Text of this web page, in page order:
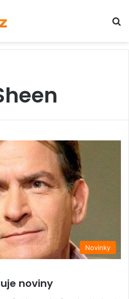
Novinky
noviny